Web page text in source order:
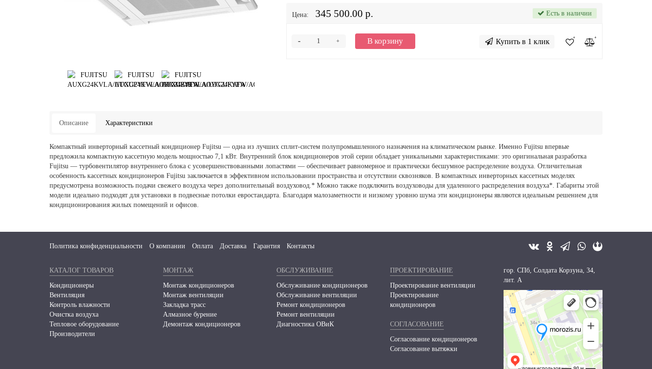
Цена: 345 500.00 р. Есть в наличии
+
- В корзину Купить в 1 клик
Описание Характеристики
Компактный инверторный кассетный кондиционер Fujitsu — одна из лучших сплит-систем полупромышленного назначения на климатическом рынке. Именно Fujitsu впервые
предложила компактную кассетную модель мощностью 7,1 кВт. Внутренний блок кондиционеров этой серии обладает уникальными характеристиками: это оригинальная разработка
Fujitsu — турбовентилятор внутреннего блока с усовершенствованными лопастями — обеспечивает равномерное и практически бесшумное распределение воздуха. Отличительная
особенность кассетных кондиционеров Fujitsu заключается в эффективном использовании пространства и отсутствии сквозняков. В компактных инверторных кассетных моделях
предусмотрена возможность подачи свежего воздуха через дополнительный воздуховод.* Можно также подключить воздуховоды для удаленного распределения воздуха*. Габариты этой
модели идеально подходят для установки в подвесные потолки евростандарта. Благодаря малозаметности и низкому уровню шума эти кондиционеры являются идеальным решением для
кондиционирования жилых помещений и офисов.
Политика конфиденциальности О компании Оплата Доставка Гарантия Контакты
КАТАЛОГ ТОВАРОВ
Кондиционеры
Вентиляция
Контроль влажности
Очистка воздуха
Тепловое оборудование
Производители
МОНТАЖ
Монтаж кондиционеров
Монтаж вентиляции
Закладка трасс
Алмазное бурение
Демонтаж кондиционеров
ОБСЛУЖИВАНИЕ
Обслуживание кондиционеров
Обслуживание вентиляции
Ремонт кондиционеров
Ремонт вентиляции
Диагностика ОВиК
ПРОЕКТИРОВАНИЕ
Проектирование вентиляции
Проектирование
кондиционеров
СОГЛАСОВАНИЕ
Согласование кондиционеров
Согласование вытяжки
гор. СПб, Солдата Корзуна, 34,
лит. А